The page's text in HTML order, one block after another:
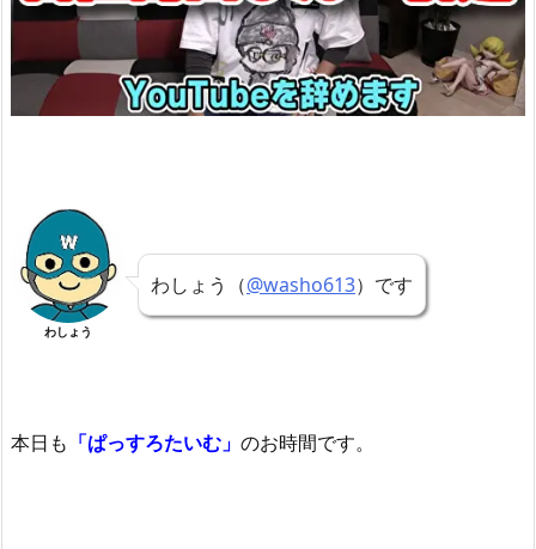
わしょう
わしょう（@washo613）です
本日も 「ぱっすろたいむ」 のお時間です。